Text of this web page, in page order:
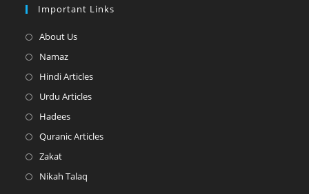
Important Links
About UsOpens
a
tab
NamazOpens
in
tab
Hindi ArticlesOpens
tab
Urdu ArticlesOpens
a
HadeesOpens
in
tab
Quranic ArticlesOpens
ZakatOpens
in
Nikah Talaq